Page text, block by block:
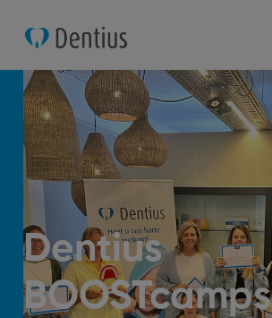
Dentius
BOOSTcamps